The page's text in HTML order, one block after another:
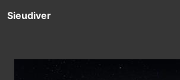
Sieudiver